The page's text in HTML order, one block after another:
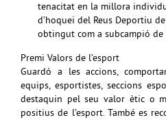
tenacitat en la millora
d’hoquei del Reus Deportiu
obtingut com a subcampió de
Premi Valors de l’esport
Guardó a les accions,
equips, esportistes, seccions
destaquin pel seu valor ètic o
positius de l’esport. També es